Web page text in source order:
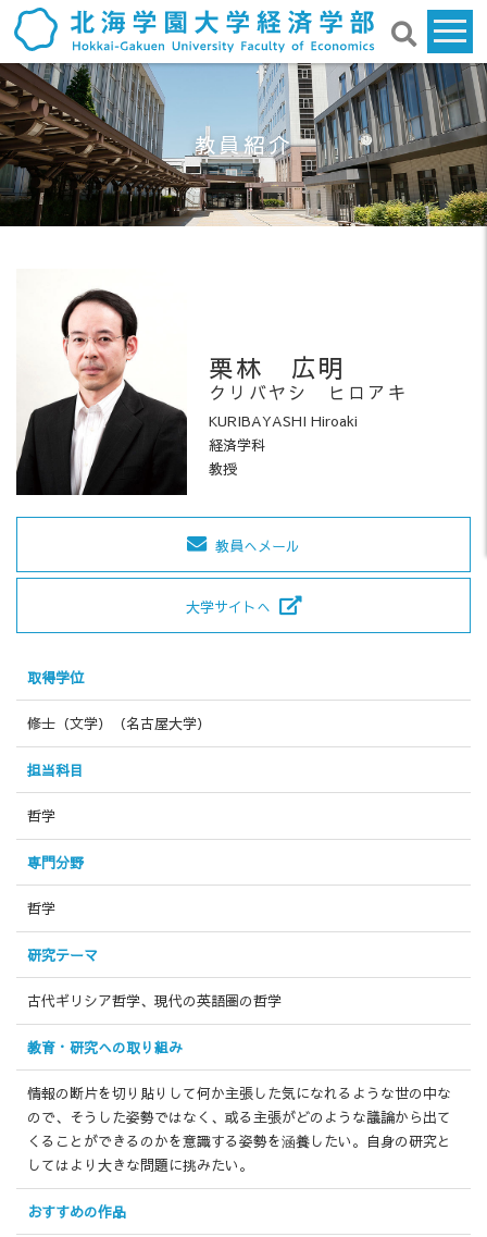
教員紹介
栗林 広明
クリバヤシ ヒロアキ
KURIBAYASHI Hiroaki
経済学科
教授
教員へメール
大学サイトへ
取得学位
修士（文学）（名古屋大学）
担当科目
哲学
専門分野
哲学
研究テーマ
古代ギリシア哲学、現代の英語圏の哲学
教育・研究への取り組み
情報の断片を切り貼りして何か主張した気になれるような世の中な
ので、そうした姿勢ではなく、或る主張がどのような議論から出て
くることができるのかを意識する姿勢を涵養したい。自身の研究と
してはより大きな問題に挑みたい。
おすすめの作品